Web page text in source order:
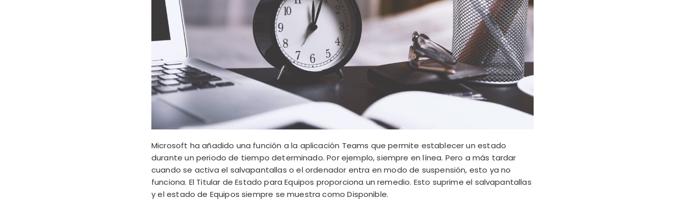
Microsoft ha añadido una función a la aplicación Teams que permite establecer un estado
durante un periodo de tiempo determinado. Por ejemplo, siempre en línea. Pero a más tardar
cuando se activa el salvapantallas o el ordenador entra en modo de suspensión, esto ya no
funciona. El Titular de Estado para Equipos proporciona un remedio. Esto suprime el salvapantallas
y el estado de Equipos siempre se muestra como Disponible.